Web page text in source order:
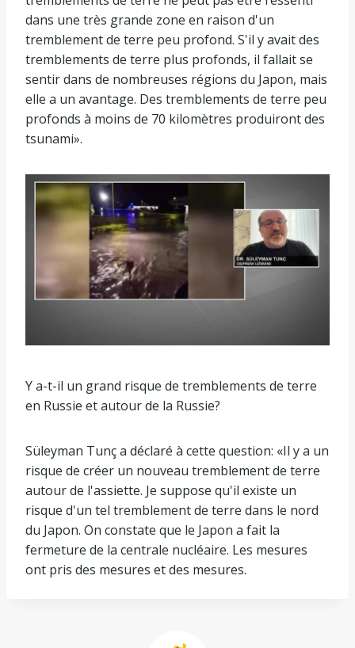
dans une très grande zone en raison d'un
tremblement de terre peu profond. S'il y avait des
tremblements de terre plus profonds, il fallait se
sentir dans de nombreuses régions du Japon, mais
elle a un avantage. Des tremblements de terre peu
profonds à moins de 70 kilomètres produiront des
tsunami».
Y a-t-il un grand risque de tremblements de terre
en Russie et autour de la Russie?
Süleyman Tunç a déclaré à cette question: «Il y a un
risque de créer un nouveau tremblement de terre
autour de l'assiette. Je suppose qu'il existe un
risque d'un tel tremblement de terre dans le nord
du Japon. On constate que le Japon a fait la
fermeture de la centrale nucléaire. Les mesures
ont pris des mesures et des mesures.